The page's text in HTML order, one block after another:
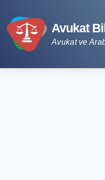
Avukat
Avukat ve